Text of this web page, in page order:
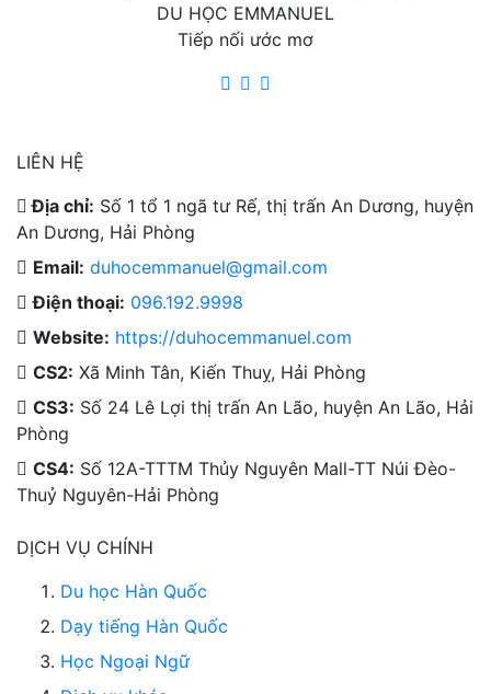
DU HỌC EMMANUEL
Tiếp nối ước mơ
LIÊN HỆ
Địa chỉ: Số 1 tổ 1 ngã tư Rế, thị trấn An Dương, huyện
An Dương, Hải Phòng
Email: duhocemmanuel@gmail.com
Điện thoại: 096.192.9998
Website: https://duhocemmanuel.com
CS2: Xã Minh Tân, Kiến Thuỵ, Hải Phòng
CS3: Số 24 Lê Lợi thị trấn An Lão, huyện An Lão, Hải
Phòng
CS4: Số 12A-TTTM Thủy Nguyên Mall-TT Núi Đèo-
Thuỷ Nguyên-Hải Phòng
DỊCH VỤ CHÍNH
Du học Hàn Quốc
Dạy tiếng Hàn Quốc
Học Ngoại Ngữ